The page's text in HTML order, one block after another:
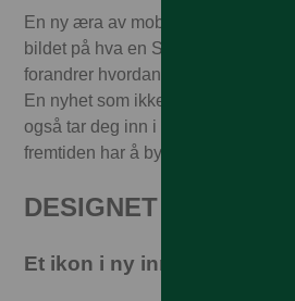
En ny æra av mobiltelefoner er her.
bildet på hva en
forandrer hvordan vi skaper,
En nyhet som ikke bare forandrer
også tar deg inn i en ny æra slik at
fremtiden har å by på – i dag.
DESIGNET
Et ikon i ny innpakning